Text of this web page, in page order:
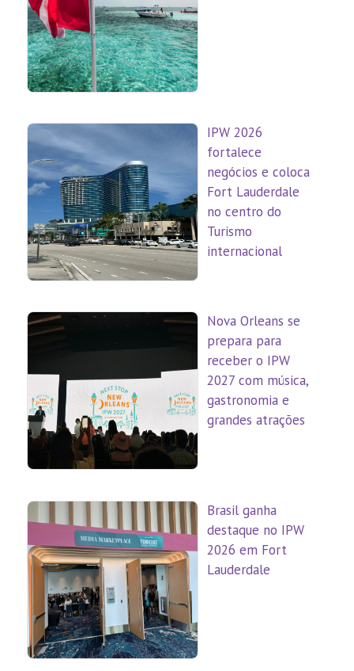
IPW 2026
fortalece
negócios e coloca
Fort Lauderdale
no centro do
Turismo
internacional
Nova Orleans se
prepara para
receber o IPW
2027 com música,
gastronomia e
grandes atrações
Brasil ganha
destaque no IPW
2026 em Fort
Lauderdale